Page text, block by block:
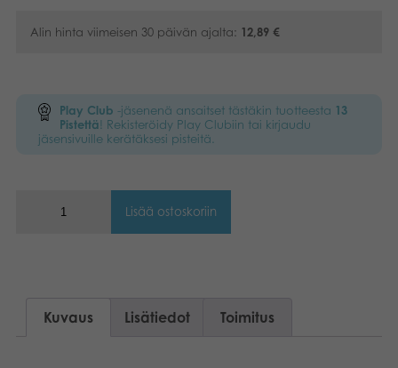
Arkistoidut tuotteet
Sovellukset
Dansk
Norsk
Alin hinta viimeisen 30 päivän ajalta: 12,89 €
Play Club -jäsenenä ansaitset tästäkin tuotteesta 13
Pistettä! Rekisteröidy Play Clubiin tai kirjaudu
jäsensivuille kerätäksesi pisteitä.
Lisää ostoskoriin
Kuvaus Lisätiedot Toimitus